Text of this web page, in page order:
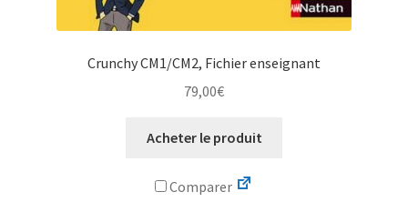
Crunchy CM1/CM2, Fichier enseignant
79,00€
Acheter le produit
Comparer